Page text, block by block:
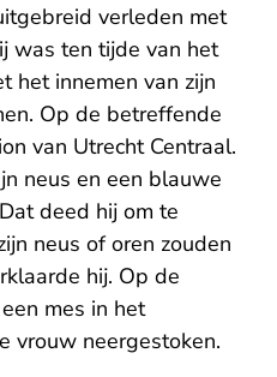
verleden met
was ten tijde van het
het innemen van zijn
Op de betreffende
van Utrecht Centraal.
neus en een blauwe
deed hij om te
neus of oren zouden
hij. Op de
mes in het
vrouw neergestoken.